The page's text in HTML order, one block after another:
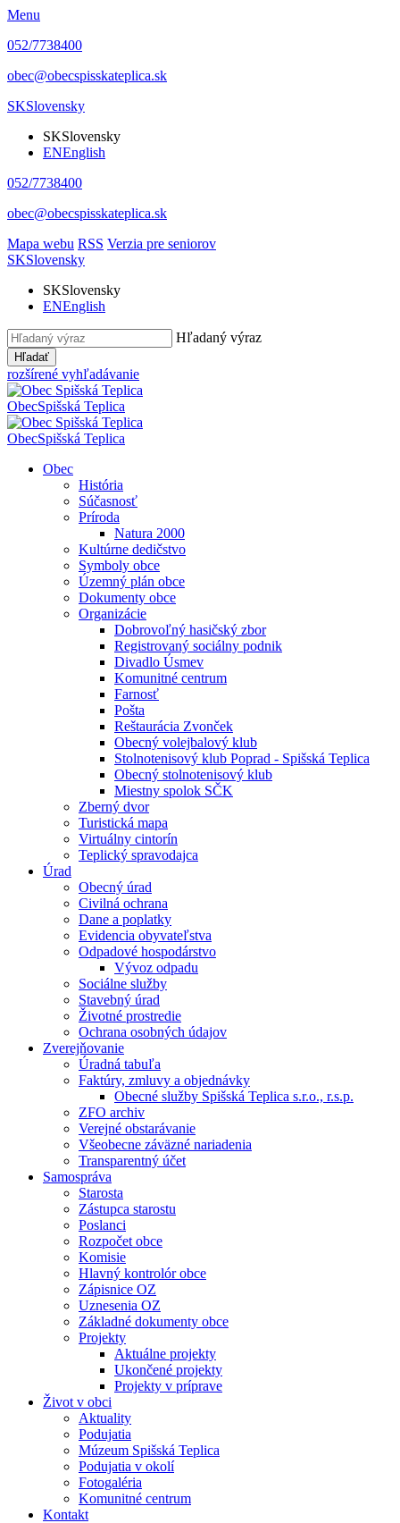
Menu
052/7738400
obec@obecspisskateplica.sk
SKSlovensky
SKSlovensky
ENEnglish
052/7738400
obec@obecspisskateplica.sk
Mapa webu RSS Verzia pre seniorov
SKSlovensky
SKSlovensky
ENEnglish
Hľadaný výraz
Hľadať
rozšírené vyhľadávanie
ObecSpišská Teplica
ObecSpišská Teplica
Obec
História
Súčasnosť
Príroda
Natura 2000
Kultúrne dedičstvo
Symboly obce
Územný plán obce
Dokumenty obce
Organizácie
Dobrovoľný hasičský zbor
Registrovaný sociálny podnik
Divadlo Úsmev
Komunitné centrum
Farnosť
Pošta
Reštaurácia Zvonček
Obecný volejbalový klub
Stolnotenisový klub Poprad - Spišská Teplica
Obecný stolnotenisový klub
Miestny spolok SČK
Zberný dvor
Turistická mapa
Virtuálny cintorín
Teplický spravodajca
Úrad
Obecný úrad
Civilná ochrana
Dane a poplatky
Evidencia obyvateľstva
Odpadové hospodárstvo
Vývoz odpadu
Sociálne služby
Stavebný úrad
Životné prostredie
Ochrana osobných údajov
Zverejňovanie
Úradná tabuľa
Faktúry, zmluvy a objednávky
Obecné služby Spišská Teplica s.r.o., r.s.p.
ZFO archiv
Verejné obstarávanie
Všeobecne záväzné nariadenia
Transparentný účet
Samospráva
Starosta
Zástupca starostu
Poslanci
Rozpočet obce
Komisie
Hlavný kontrolór obce
Zápisnice OZ
Uznesenia OZ
Základné dokumenty obce
Projekty
Aktuálne projekty
Ukončené projekty
Projekty v príprave
Život v obci
Aktuality
Podujatia
Múzeum Spišská Teplica
Podujatia v okolí
Fotogaléria
Komunitné centrum
Kontakt